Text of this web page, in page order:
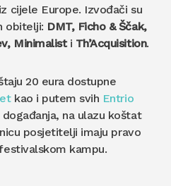
cijele Europe. Izvođači su
obitelji: DMT, Ficho & Ščak,
Minimalist i Th’Acquisition.
20 eura dostupne
kao i putem svih Entrio
na ulazu koštat
posjetitelji imaju pravo
kampu.